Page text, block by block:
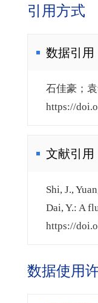
引用方式
数据引用
石佳豪；
https://
文献引用
Shi, J.,
Dai, Y.: A
https://
数据使用